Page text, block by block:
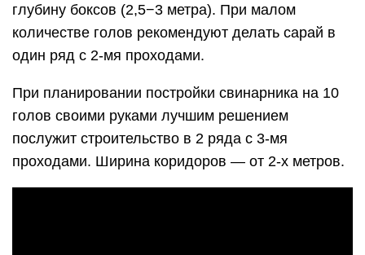
глубину боксов (2,5−3 метра). При малом
количестве голов рекомендуют делать сарай в
один ряд с 2-мя проходами.
При планировании постройки свинарника на 10
голов своими руками лучшим решением
послужит строительство в 2 ряда с 3-мя
проходами. Ширина коридоров — от 2-х метров.